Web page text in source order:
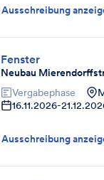
Ausschreibung
Fenster
Neubau
Vergabephase
16.11.2026-
Ausschreibung